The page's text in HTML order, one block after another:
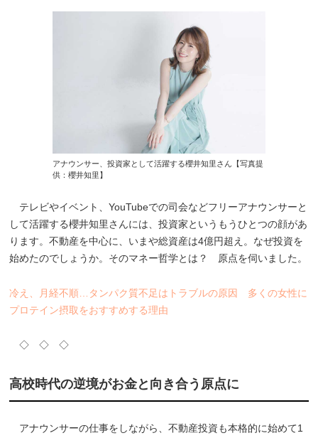
アナウンサー、投資家として活躍する櫻井知里さん【写真提
供：櫻井知里】
テレビやイベント、YouTubeでの司会などフリーアナウンサーと
して活躍する櫻井知里さんには、投資家というもうひとつの顔があ
ります。不動産を中心に、いまや総資産は4億円超え。なぜ投資を
始めたのでしょうか。そのマネー哲学とは？ 原点を伺いました。
冷え、月経不順…タンパク質不足はトラブルの原因 多くの女性に
プロテイン摂取をおすすめする理由
◇ ◇ ◇
高校時代の逆境がお金と向き合う原点に
アナウンサーの仕事をしながら、不動産投資も本格的に始めて1